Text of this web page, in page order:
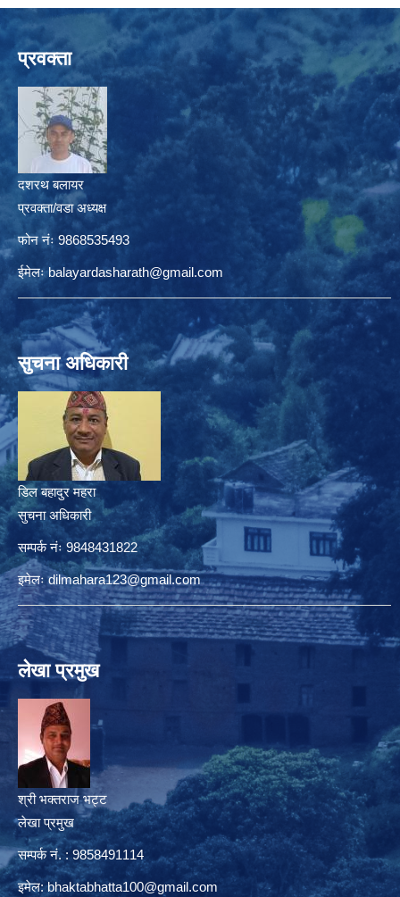
प्रवक्ता
दशरथ बलायर
प्रवक्ता/वडा अध्यक्ष
फोन नंः 9868535493
ईमेलःbalayardasharath@gmail.com
सुचना अधिकारी
डिल बहादुर महरा
सुचना अधिकारी
सम्पर्क नंः 9848431822
इमेलःdilmahara123@gmail.com
लेखा प्रमुख
श्री भक्तराज भट्ट
लेखा प्रमुख
सम्पर्क नं. : 9858491114
इमेल:bhaktabhatta100@gmail.com